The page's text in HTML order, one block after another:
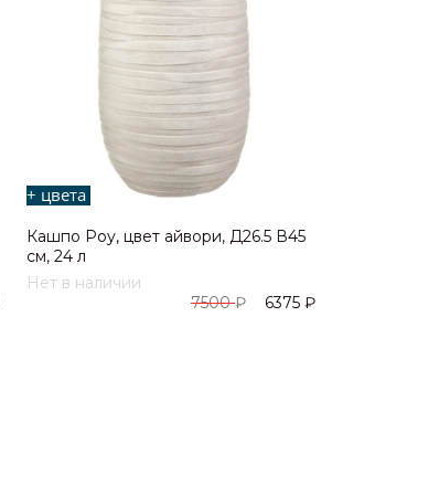
+ цвета
Кашпо Роу, цвет айвори, Д26.5 В45
см, 24 л
Нет в наличии
7500₽ 6375 ₽